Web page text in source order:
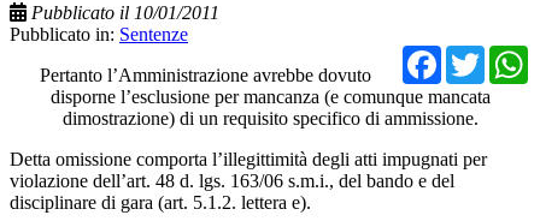
Pubblicato il 10/01/2011
Pubblicato in: Sentenze
Pertanto l’Amministrazione avrebbe dovuto
disporne l’esclusione per mancanza (e comunque mancata
dimostrazione) di un requisito specifico di ammissione.
Detta omissione comporta l’illegittimità degli atti impugnati per
violazione dell’art. 48 d. lgs. 163/06 s.m.i., del bando e del
disciplinare di gara (art. 5.1.2. lettera e).